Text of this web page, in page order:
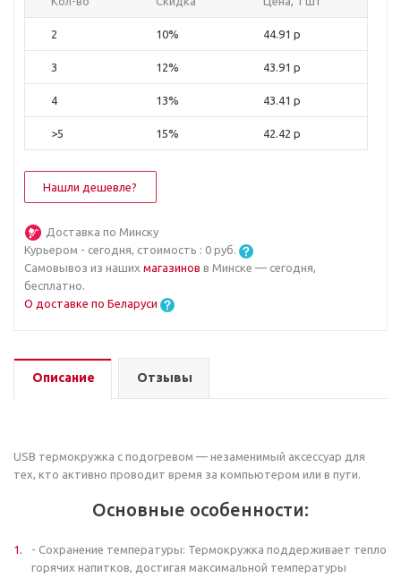
2 10% 44.91 р
3 12% 43.91 р
4 13% 43.41 р
>5 15% 42.42 р
Нашли дешевле?
Доставка по Минску
Курьером - сегодня, стоимость : 0 руб.
Самовывоз из наших магазинов в Минске — сегодня,
бесплатно.
О доставке по Беларуси
Описание Отзывы
USB термокружка с подогревом — незаменимый аксессуар для
тех, кто активно проводит время за компьютером или в пути.
Основные особенности:
- Сохранение температуры: Термокружка поддерживает тепло
горячих напитков, достигая максимальной температуры